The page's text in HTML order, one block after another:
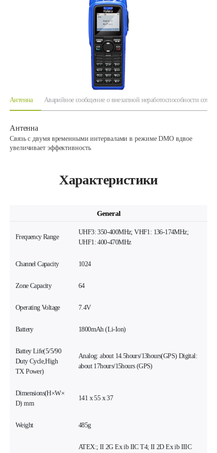
Антенна Аварийное сообщение о внезапной неработоспособности
Антенна
Связь с двумя временными интервалами в режиме DMO вдвое
увеличивает эффективность
Характеристики
General
Frequency Range
UHF3: 350-400MHz; VHF1: 136-174MHz;
UHF1: 400-470MHz
Channel Capacity 1024
Zone Capacity 64
Operating Voltage 7.4V
Battery 1800mAh (Li-Ion)
Battey Life(5/5/90
Duty Cycle,High
TX Power)
Analog: about 14.5hours/13hours(GPS) Digital:
about 17hours/15hours (GPS)
Dimensions(H×W×
D) mm
141 x 55 x 37
Weight 485g
ATEX:; II 2G Ex ib IIC T4; II 2D Ex ib IIIC